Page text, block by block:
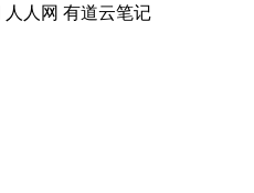
人人网 有道云笔记